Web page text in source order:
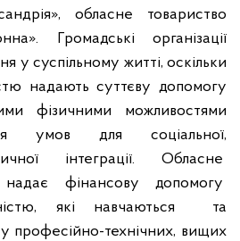
обласне товариство
Громадські організації
у суспільному житті, оскільки
надають суттєву допомогу
фізичними можливостями
умов для соціальної,
інтеграції. Обласне
фінансову допомогу
які навчаються
та
професійно-технічних, вищих